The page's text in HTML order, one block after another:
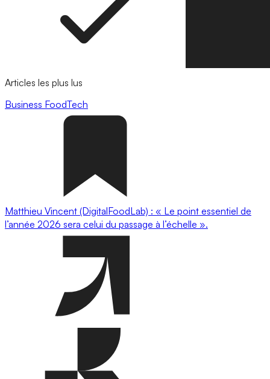
Articles les plus lus
Business FoodTech
Matthieu Vincent (DigitalFoodLab) : « Le point essentiel de
l’année 2026 sera celui du passage à l’échelle ».